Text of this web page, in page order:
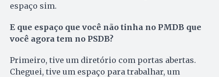
espaço sim.
E que espaço que você não tinha no PMDB que
você agora tem no PSDB?
Primeiro, tive um diretório com portas abertas.
Cheguei, tive um espaço para trabalhar, um